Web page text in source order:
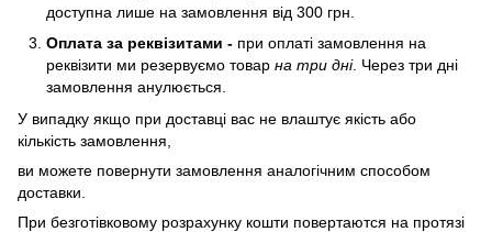
доступна лише на замовлення від 300 грн.
Оплата за реквізитами - при оплаті замовлення на
реквізити ми резервуємо товар на три дні. Через три дні
замовлення анулюється.
У випадку якщо при доставці вас не влаштує якість або
кількість замовлення,
ви можете повернути замовлення аналогічним способом
доставки.
При безготівковому розрахунку кошти повертаются на протязі